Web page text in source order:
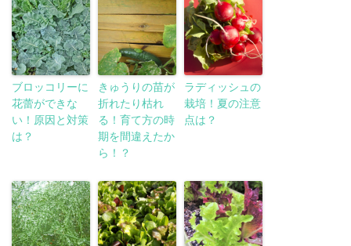
ブロッコリーに
花蕾ができな
い！原因と対策
は？
きゅうりの苗が
折れたり枯れ
る！育て方の時
期を間違えたか
ら！？
ラディッシュの
栽培！夏の注意
点は？